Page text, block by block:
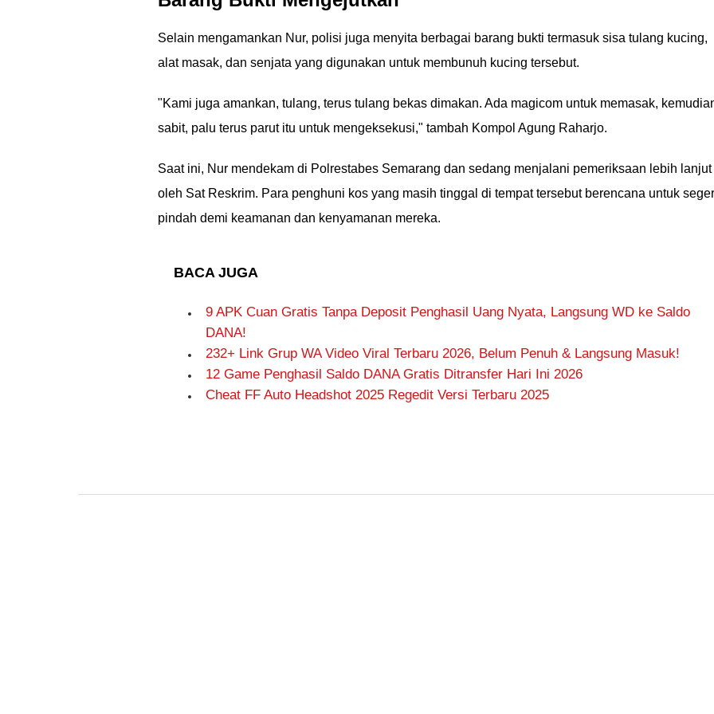
Selain mengamankan Nur, polisi juga menyita berbagai barang bukti termasuk sisa tulang kucing,
alat masak, dan senjata yang digunakan untuk membunuh kucing tersebut.
"Kami juga amankan, tulang, terus tulang bekas dimakan. Ada magicom untuk memasak,
sabit, palu terus parut itu untuk mengeksekusi," tambah Kompol Agung Raharjo.
Saat ini, Nur mendekam di Polrestabes Semarang dan sedang menjalani pemeriksaan lebih lanjut
oleh Sat Reskrim. Para penghuni kos yang masih tinggal di tempat tersebut berencana untuk
pindah demi keamanan dan kenyamanan mereka.
BACA JUGA
9 APK Cuan Gratis Tanpa Deposit Penghasil Uang Nyata, Langsung WD ke Saldo
DANA!
232+ Link Grup WA Video Viral Terbaru 2026, Belum Penuh & Langsung Masuk!
12 Game Penghasil Saldo DANA Gratis Ditransfer Hari Ini 2026
Cheat FF Auto Headshot 2025 Regedit Versi Terbaru 2025